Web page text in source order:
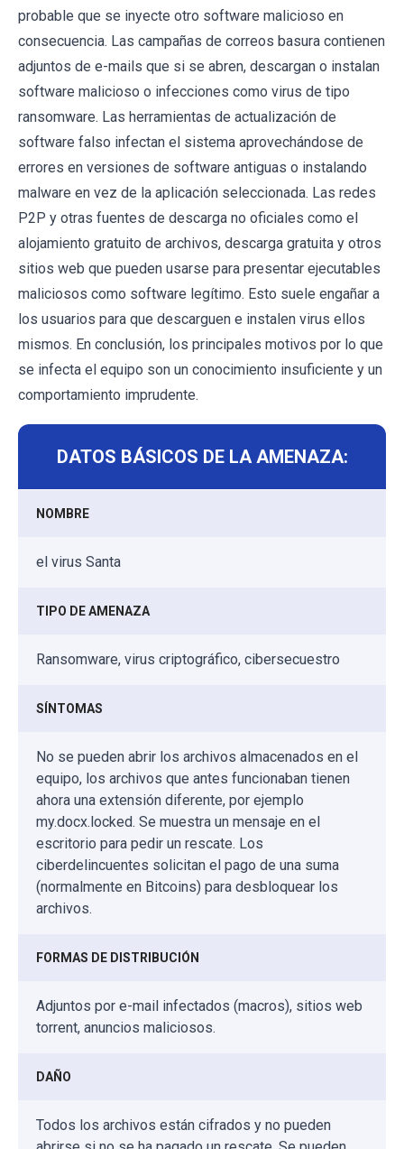
probable que se inyecte otro software malicioso en
consecuencia. Las campañas de correos basura contienen
adjuntos de e-mails que si se abren, descargan o instalan
software malicioso o infecciones como virus de tipo
ransomware. Las herramientas de actualización de
software falso infectan el sistema aprovechándose de
errores en versiones de software antiguas o instalando
malware en vez de la aplicación seleccionada. Las redes
P2P y otras fuentes de descarga no oficiales como el
alojamiento gratuito de archivos, descarga gratuita y otros
sitios web que pueden usarse para presentar ejecutables
maliciosos como software legítimo. Esto suele engañar a
los usuarios para que descarguen e instalen virus ellos
mismos. En conclusión, los principales motivos por lo que
se infecta el equipo son un conocimiento insuficiente y un
comportamiento imprudente.
DATOS BÁSICOS DE LA AMENAZA:
NOMBRE
el virus Santa
TIPO DE AMENAZA
Ransomware, virus criptográfico, cibersecuestro
SÍNTOMAS
No se pueden abrir los archivos almacenados en el
equipo, los archivos que antes funcionaban tienen
ahora una extensión diferente, por ejemplo
my.docx.locked. Se muestra un mensaje en el
escritorio para pedir un rescate. Los
ciberdelincuentes solicitan el pago de una suma
(normalmente en Bitcoins) para desbloquear los
archivos.
FORMAS DE DISTRIBUCIÓN
Adjuntos por e-mail infectados (macros), sitios web
torrent, anuncios maliciosos.
DAÑO
Todos los archivos están cifrados y no pueden